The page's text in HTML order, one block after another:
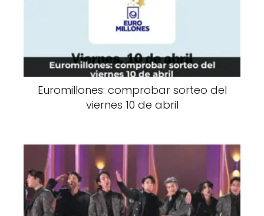
Euromillones: comprobar sorteo del
viernes 10 de abril